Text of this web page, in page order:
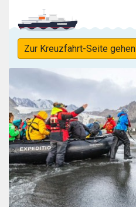
Zur Kreuzfahrt-Seite gehen